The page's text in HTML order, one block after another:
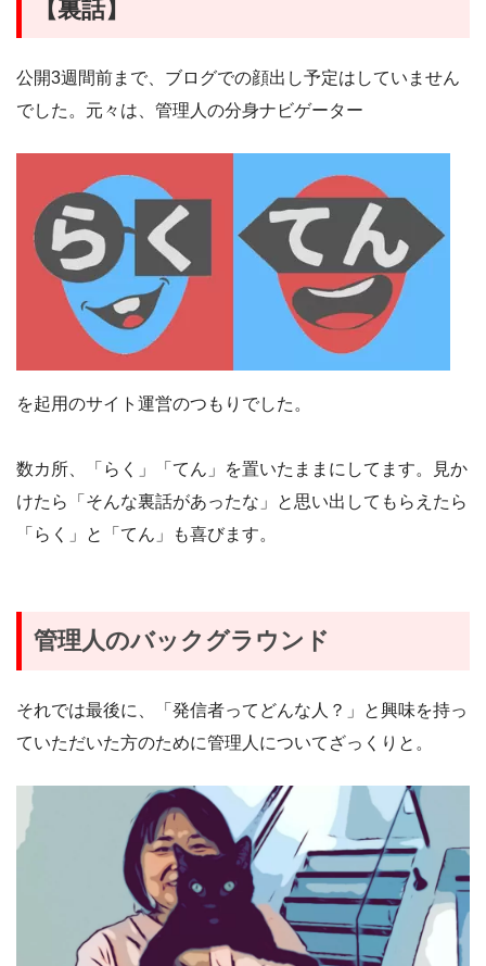
【裏話】
公開3週間前まで、ブログでの顔出し予定はしていません
でした。元々は、管理人の分身ナビゲーター
を起用のサイト運営のつもりでした。
数カ所、「らく」「てん」を置いたままにしてます。見か
けたら「そんな裏話があったな」と思い出してもらえたら
「らく」と「てん」も喜びます。
管理人のバックグラウンド
それでは最後に、「発信者ってどんな人？」と興味を持っ
ていただいた方のために管理人についてざっくりと。